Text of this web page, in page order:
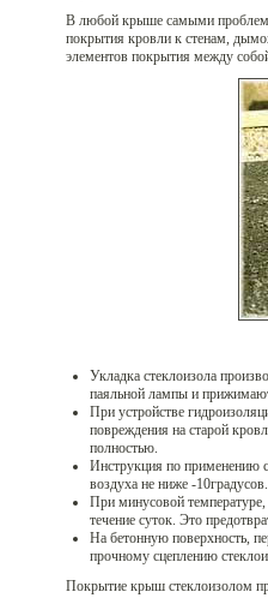
В любой крыше самыми
покрытия кровли к стенам,
элементов покрытия между
Укладка стеклоизола
паяльной лампы и
При устройстве
повреждения на старой
полностью.
Инструкция по применению
воздуха не ниже -
При минусовой
течение суток. Это
На бетонную поверхность,
прочному сцеплению
Покрытие крыш стеклоизолом